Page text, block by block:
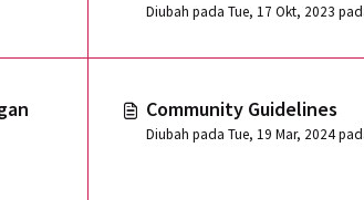
Community Guidelines